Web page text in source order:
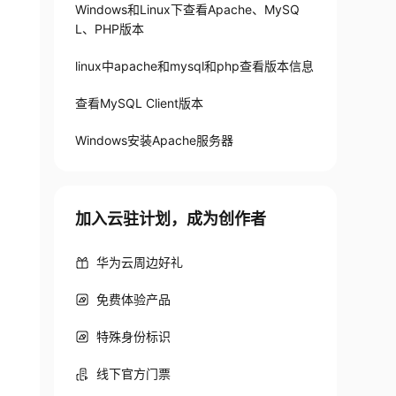
Windows和Linux下查看Apache、MySQ
L、PHP版本
linux中apache和mysql和php查看版本信息
查看MySQL Client版本
Windows安装Apache服务器
加入云驻计划，成为创作者
华为云周边好礼
免费体验产品
特殊身份标识
线下官方门票